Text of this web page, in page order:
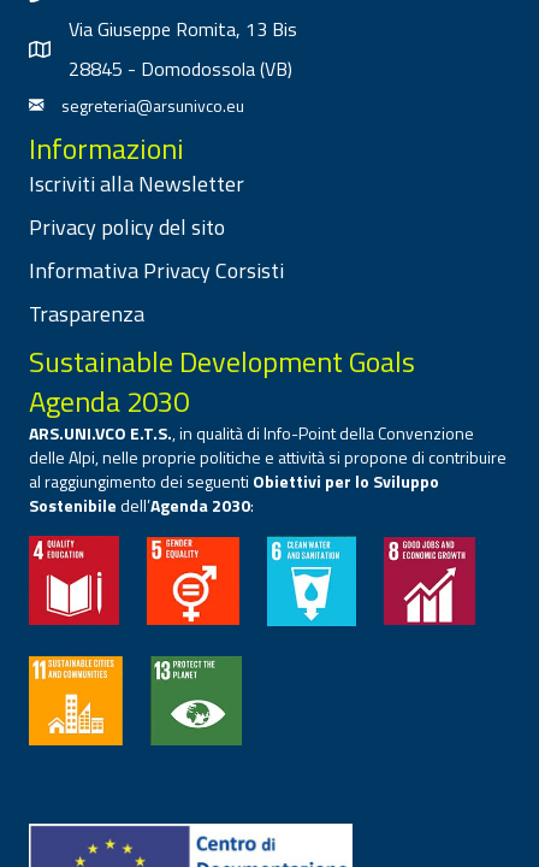
Via Giuseppe Romita, 13 Bis
28845 - Domodossola (VB)
segreteria@arsunivco.eu
Informazioni
Iscriviti alla Newsletter
Privacy policy del sito
Informativa Privacy Corsisti
Trasparenza
Sustainable Development Goals
Agenda 2030
ARS.UNI.VCO E.T.S., in qualità di Info-Point della Convenzione
delle Alpi, nelle proprie politiche e attività si propone di contribuire
al raggiungimento dei seguenti Obiettivi per lo Sviluppo
Sostenibiledell’Agenda 2030: